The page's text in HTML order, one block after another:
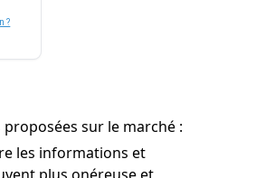
?
sur le marché :
les informations et